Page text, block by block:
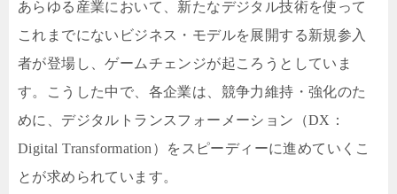
あらゆる産業において、新たなデジタル技術を使って
これまでにないビジネス・モデルを展開する新規参入
者が登場し、ゲームチェンジが起ころうとしていま
す。こうした中で、各企業は、競争力維持・強化のた
めに、デジタルトランスフォーメーション（DX：
Digital Transformation）をスピーディーに進めていくこ
とが求められています。